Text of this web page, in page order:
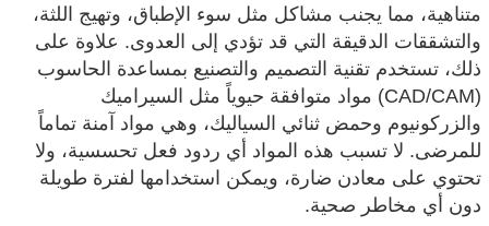
متناهية، مما يجنب مشاكل مثل سوء الإطباق، وتهيج اللثة،
والتشققات الدقيقة التي قد تؤدي إلى العدوى. علاوة على
ذلك، تستخدم تقنية التصميم والتصنيع بمساعدة الحاسوب
(CAD/CAM) مواد متوافقة حيوياً مثل السيراميك
والزركونيوم وحمض ثنائي السياليك، وهي مواد آمنة تماماً
للمرضى. لا تسبب هذه المواد أي ردود فعل تحسسية، ولا
تحتوي على معادن ضارة، ويمكن استخدامها لفترة طويلة
دون أي مخاطر صحية.